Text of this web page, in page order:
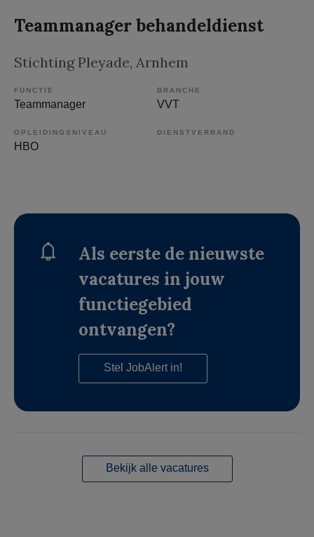
Teammanager behandeldienst
Stichting Pleyade, Arnhem
FUNCTIE
Teammanager
BRANCHE
VVT
OPLEIDINGSNIVEAU
HBO
DIENSTVERBAND
Als eerste de nieuwste
vacatures in jouw
functiegebied
ontvangen?
Stel JobAlert in!
Bekijk alle vacatures